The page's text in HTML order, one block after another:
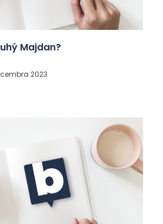
Majdan?
2023